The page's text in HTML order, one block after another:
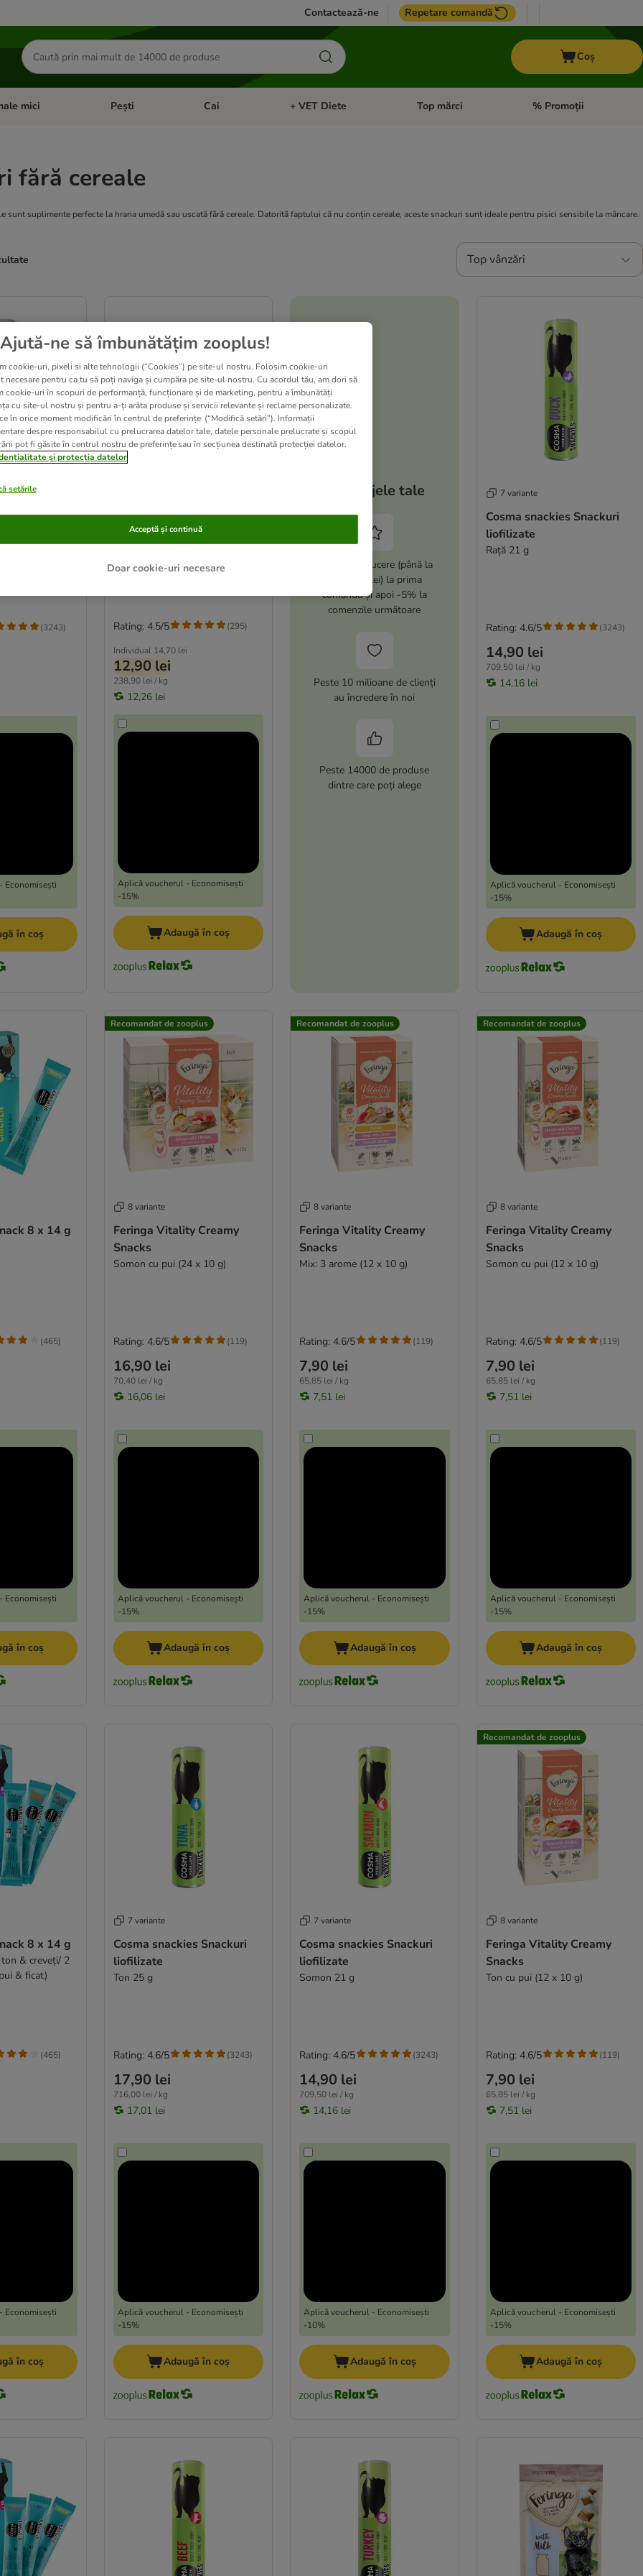
Contactează-ne Repetare comandă
Căutare
produse
Coș
Pisicimeniul cu categorii: Păsări
mici Deschideți meniul cu categorii: Animale mici
Pești Deschideți meniul cu categorii: Pești
Cai Deschideți meniul cu categorii: Cai
+ VET Diete Deschideți meniul cu categorii: + VET Diete
Top mărci Deschideți meniul cu
% Promoții
fără cereale
sunt suplimente perfecte la hrana umedă sau uscată fără cereale. Datorită faptului că nu conțin cereale, aceste snackuri sunt ideale pentru pisici sensibile la mâncare.
Top vânzări
Snackuri
Economisești
(3243)
în coș
Pachet mixt de testare:
Feringa Sticks
9 x 6 g sticks în 3 sortimente
Individual 14,70 lei
12,90 lei
238,90 lei / kg
12,26 lei
Aplică voucherul - Economisești
-15%
Rating: 4.5/5 (295)
Adaugă în coș
Avantajele tale
Ai -10% reducere (până la
max. 100 lei) la prima
comandă și apoi -5% la
comenzile următoare
Peste 10 milioane de clienți
au încredere în noi
Peste 14000 de produse
dintre care poți alege
7 variante
Cosma snackies Snackuri
liofilizate
Rață 21 g
14,90 lei
709,50 lei / kg
14,16 lei
Aplică voucherul - Economisești
-15%
Rating: 4.6/5 (3243)
Adaugă în coș
8 x 14 g
Economisești
(465)
în coș
Recomandat de zooplus
8 variante
Feringa Vitality Creamy
Snacks
Somon cu pui (24 x 10 g)
16,90 lei
70,40 lei / kg
16,06 lei
Aplică voucherul - Economisești
-15%
Rating: 4.6/5 (119)
Adaugă în coș
Recomandat de zooplus
8 variante
Feringa Vitality Creamy
Snacks
Mix: 3 arome (12 x 10 g)
7,90 lei
65,85 lei / kg
7,51 lei
Aplică voucherul - Economisești
-15%
Rating: 4.6/5 (119)
Adaugă în coș
Recomandat de zooplus
8 variante
Feringa Vitality Creamy
Snacks
Somon cu pui (12 x 10 g)
7,90 lei
65,85 lei / kg
7,51 lei
Aplică voucherul - Economisești
-15%
Rating: 4.6/5 (119)
Adaugă în coș
8 x 14 g
& creveți/ 2
& ficat)
Economisești
(465)
în coș
7 variante
Cosma snackies Snackuri
liofilizate
Ton 25 g
17,90 lei
716,00 lei / kg
17,01 lei
Aplică voucherul - Economisești
-15%
Rating: 4.6/5 (3243)
Adaugă în coș
7 variante
Cosma snackies Snackuri
liofilizate
Somon 21 g
14,90 lei
709,50 lei / kg
14,16 lei
Aplică voucherul - Economisești
-10%
Rating: 4.6/5 (3243)
Adaugă în coș
Recomandat de zooplus
8 variante
Feringa Vitality Creamy
Snacks
Ton cu pui (12 x 10 g)
7,90 lei
65,85 lei / kg
7,51 lei
Aplică voucherul - Economisești
-15%
Rating: 4.6/5 (119)
Adaugă în coș
Ajută-ne să îmbunătățim zooplus!
cookie-uri, pixeli si alte tehnologii (“Cookies”) pe site-ul nostru. Folosim cookie-uri
necesare pentru ca tu să poți naviga și cumpăra pe site-ul nostru. Cu acordul tău, am dori să
cookie-uri în scopuri de performanță, funcționare și de marketing, pentru a îmbunătăți
cu site-ul nostru și pentru a-ți arăta produse și servicii relevante și reclame personalizate.
în orice moment modificări în centrul de preferințe (“Modifică setări”). Informații
despre responsabilul cu prelucrarea datelor tale, datele personale prelucrate și scopul
pot fi găsite în centrul nostru de preferințe sau în secțiunea destinată protecției datelor.
și protecția datelor
setările
Doar cookie-uri necesare
Acceptă și continuă